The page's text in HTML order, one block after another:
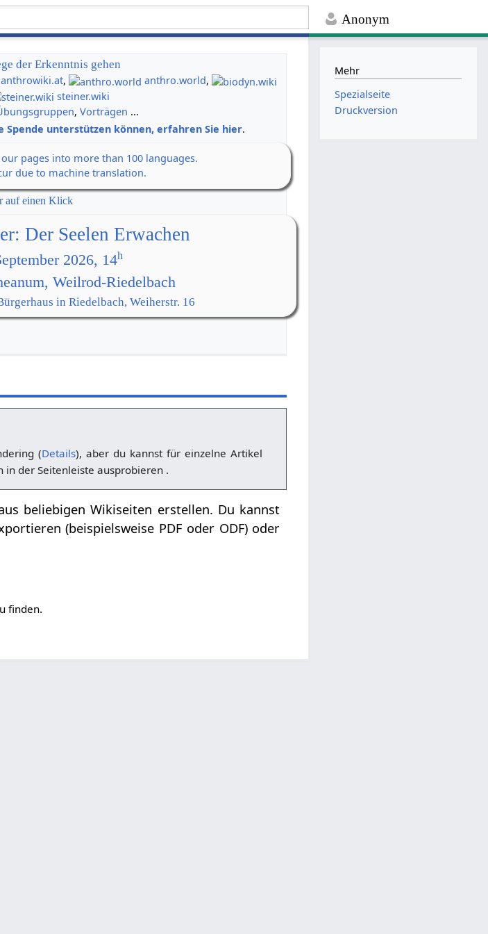
Anonym
der Erkenntnis gehen
anthrowiki.at, anthro.world,
steiner.wiki
,Vorträgen ...
Spende unterstützen können, erfahren Sie hier.
pages into more than 100 languages.
due to machine translation.
auf einen Klick
Der Seelen Erwachen
2026, 14h
Weilrod-Riedelbach
in Riedelbach, Weiherstr. 16
(Details), aber du kannst für einzelne Artikel
in der Seitenleiste ausprobieren .
beliebigen Wikiseiten erstellen. Du kannst
(beispielsweise PDF oder ODF) oder
finden.
Mehr
Spezialseite
Druckversion